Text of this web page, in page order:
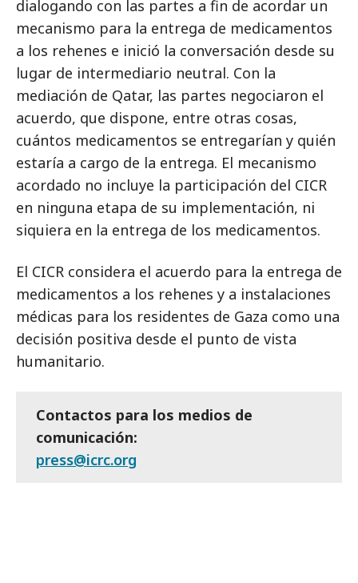
dialogando con las partes a fin de acordar un
mecanismo para la entrega de medicamentos
a los rehenes e inició la conversación desde su
lugar de intermediario neutral. Con la
mediación de Qatar, las partes negociaron el
acuerdo, que dispone, entre otras cosas,
cuántos medicamentos se entregarían y quién
estaría a cargo de la entrega. El mecanismo
acordado no incluye la participación del CICR
en ninguna etapa de su implementación, ni
siquiera en la entrega de los medicamentos.
El CICR considera el acuerdo para la entrega de
medicamentos a los rehenes y a instalaciones
médicas para los residentes de Gaza como una
decisión positiva desde el punto de vista
humanitario.
Contactos para los medios de
comunicación:
press@icrc.org